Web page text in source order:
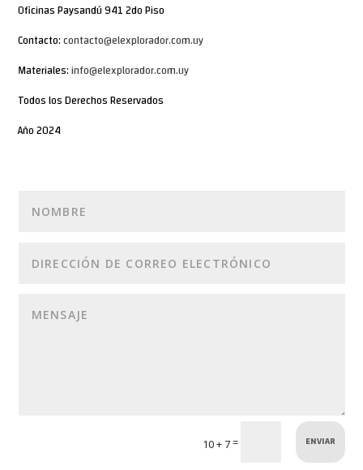
Oficinas Paysandú 941 2do Piso
Contacto:contacto@elexplorador.com.uy
Materiales:info@elexplorador.com.uy
Todos los Derechos Reservados
Año 2024
10 + 7= ENVIAR